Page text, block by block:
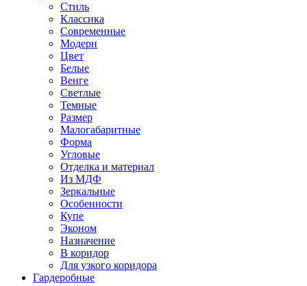
Стиль
Классика
Современные
Модерн
Цвет
Белые
Венге
Светлые
Темные
Размер
Малогабаритные
Форма
Угловые
Отделка и материал
Из МДФ
Зеркальные
Особенности
Купе
Эконом
Назначение
В коридор
Для узкого коридора
Гардеробные